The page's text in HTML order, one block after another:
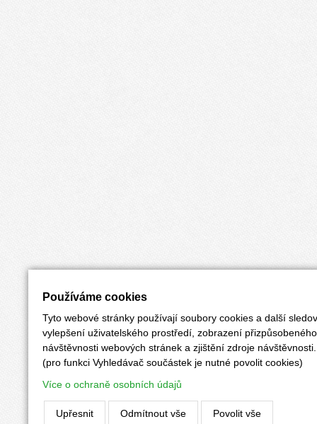
Používáme cookies
Tyto webové stránky používají soubory cookies a další
vylepšení uživatelského prostředí, zobrazení
návštěvnosti webových stránek a zjištění zdroje návštěvnosti.
(pro funkci Vyhledávač součástek je nutné povolit cookies)
Více o ochraně osobních údajů
Upřesnit Odmítnout vše Povolit vše